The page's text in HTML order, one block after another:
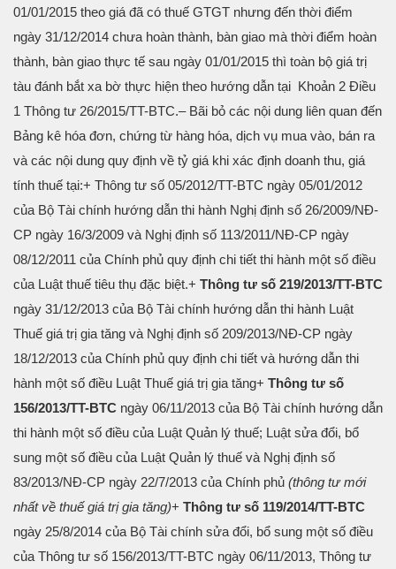
01/01/2015 theo giá đã có thuế GTGT nhưng đến thời điểm
ngày 31/12/2014 chưa hoàn thành, bàn giao mà thời điểm hoàn
thành, bàn giao thực tế sau ngày 01/01/2015 thì toàn bộ giá trị
tàu đánh bắt xa bờ thực hiện theo hướng dẫn tại Khoản 2 Điều
1 Thông tư 26/2015/TT-BTC.– Bãi bỏ các nội dung liên quan đến
Bảng kê hóa đơn, chứng từ hàng hóa, dịch vụ mua vào, bán ra
và các nội dung quy định về tỷ giá khi xác định doanh thu, giá
tính thuế tại:+ Thông tư số 05/2012/TT-BTC ngày 05/01/2012
của Bộ Tài chính hướng dẫn thi hành Nghị định số 26/2009/NĐ-
CP ngày 16/3/2009 và Nghị định số 113/2011/NĐ-CP ngày
08/12/2011 của Chính phủ quy định chi tiết thi hành một số điều
của Luật thuế tiêu thụ đặc biệt.+ Thông tư số 219/2013/TT-BTC
ngày 31/12/2013 của Bộ Tài chính hướng dẫn thi hành Luật
Thuế giá trị gia tăng và Nghị định số 209/2013/NĐ-CP ngày
18/12/2013 của Chính phủ quy định chi tiết và hướng dẫn thi
hành một số điều Luật Thuế giá trị gia tăng+ Thông tư số
156/2013/TT-BTC ngày 06/11/2013 của Bộ Tài chính hướng dẫn
thi hành một số điều của Luật Quản lý thuế; Luật sửa đổi, bổ
sung một số điều của Luật Quản lý thuế và Nghị định số
83/2013/NĐ-CP ngày 22/7/2013 của Chính phủ (thông tư mới
nhất về thuế giá trị gia tăng)+ Thông tư số 119/2014/TT-BTC
ngày 25/8/2014 của Bộ Tài chính sửa đổi, bổ sung một số điều
của Thông tư số 156/2013/TT-BTC ngày 06/11/2013, Thông tư